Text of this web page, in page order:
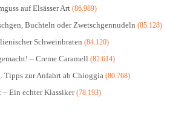
auf Elsässer Art (86.989)
Buchteln oder Zwetschgennudeln (85.128)
Schweinbraten (84.120)
– Creme Caramell (82.614)
Tipps zur Anfahrt ab Chioggia (80.768)
– Ein echter Klassiker(78.193)